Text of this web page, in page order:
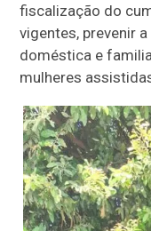
fiscalização do
vigentes, prevenir
doméstica e
mulheres